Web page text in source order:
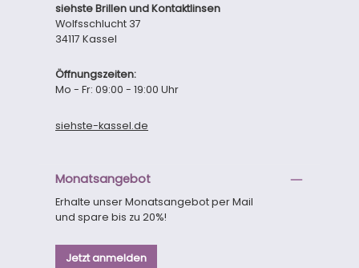
siehste Brillen und Kontaktlinsen
Wolfsschlucht 37
34117 Kassel
Öffnungszeiten:
Mo - Fr: 09:00 - 19:00 Uhr
siehste-kassel.de
Monatsangebot
Erhalte unser Monatsangebot per Mail
und spare bis zu 20%!
Jetzt anmelden